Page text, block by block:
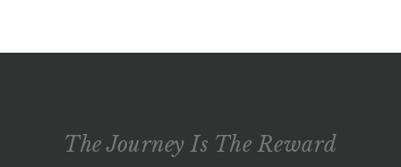
The Journey Is The Reward